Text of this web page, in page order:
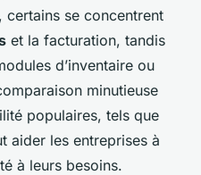
se concentrent
et la facturation, tandis
d’inventaire ou
minutieuse
populaires, tels que
aider les entreprises à
à leurs besoins.